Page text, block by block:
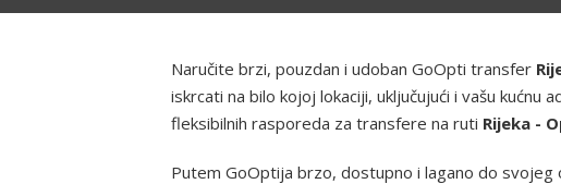
Naručite brzi, pouzdan i udoban GoOpti transfer
iskrcati na bilo kojoj lokaciji, uključujući i vašu
fleksibilnih rasporeda za transfere na ruti Rijeka -
Putem GoOptija brzo, dostupno i lagano do svojeg